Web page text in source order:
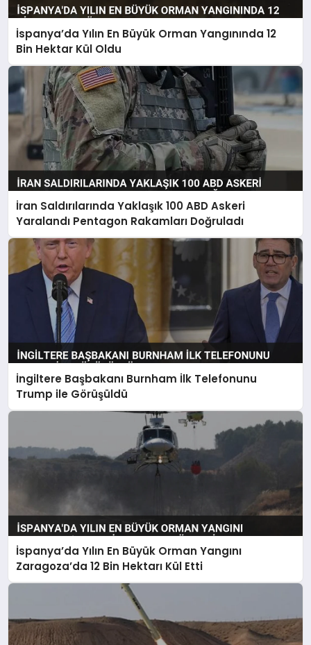
İspanya’da Yılın En Büyük Orman Yangınında 12
Bin Hektar Kül Oldu
İran Saldırılarında Yaklaşık 100 ABD Askeri
Yaralandı Pentagon Rakamları Doğruladı
İngiltere Başbakanı Burnham İlk Telefonunu
Trump ile Görüşüldü
İspanya’da Yılın En Büyük Orman Yangını
Zaragoza’da 12 Bin Hektarı Kül Etti